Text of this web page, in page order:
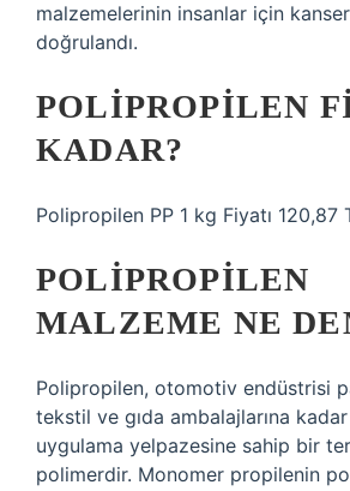
malzemelerinin insanlar için
doğrulandı.
POLIPROPILEN
KADAR?
Polipropilen PP 1 kg Fiyatı 120,87
POLIPROPILEN
MALZEME NE
Polipropilen, otomotiv endüstrisi
tekstil ve gıda ambalajlarına
uygulama yelpazesine sahip bir
polimerdir. Monomer propilenin